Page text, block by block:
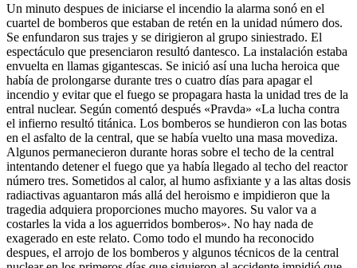
Un minuto despues de iniciarse el incendio la alarma sonó en el
cuartel de bomberos que estaban de retén en la unidad número dos.
Se enfundaron sus trajes y se dirigieron al grupo siniestrado. El
espectáculo que presenciaron resultó dantesco. La instalación estaba
envuelta en llamas gigantescas. Se inició así una lucha heroica que
había de prolongarse durante tres o cuatro días para apagar el
incendio y evitar que el fuego se propagara hasta la unidad tres de la
entral nuclear. Según comentó después «Pravda» «La lucha contra
el infierno resultó titánica. Los bomberos se hundieron con las botas
en el asfalto de la central, que se había vuelto una masa movediza.
Algunos permanecieron durante horas sobre el techo de la central
intentando detener el fuego que ya había llegado al techo del reactor
número tres. Sometidos al calor, al humo asfixiante y a las altas dosis
radiactivas aguantaron más allá del heroismo e impidieron que la
tragedia adquiera proporciones mucho mayores. Su valor va a
costarles la vida a los aguerridos bomberos». No hay nada de
exagerado en este relato. Como todo el mundo ha reconocido
despues, el arrojo de los bomberos y algunos técnicos de la central